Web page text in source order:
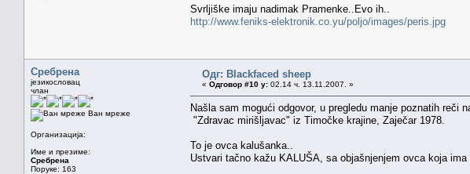
Svrljiške imaju nadimak Pramenke..Evo ih..
http://www.feniks-elektronik.co.yu/poljo/images/peris.jpg
Сребрена
језикословац
члан
Ван мреже
Организација:
Име и презиме:
Сребрена
Поруке: 163
Одг: Blackfaced sheep
« Одговор #10 у: 02.14 ч. 13.11.2007. »
Našla sam mogući odgovor, u pregledu manje poznatih reči
"Zdravac mirišljavac" iz Timočke krajine, Zaječar 1978.
To je ovca kalušanka..
Ustvari tačno kažu KALUŠA, sa objašnjenjem ovca koja ima